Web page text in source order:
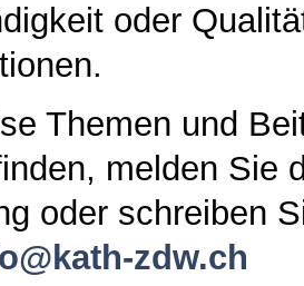
oder
Themen und
melden Sie
oder schreiben
zdw.ch